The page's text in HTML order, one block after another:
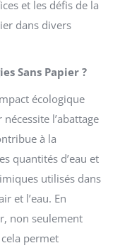
et les défis de la
dans divers
Sans Papier ?
écologique
l’abattage
à la
quantités d’eau et
utilisés dans
et l’eau. En
non seulement
permet